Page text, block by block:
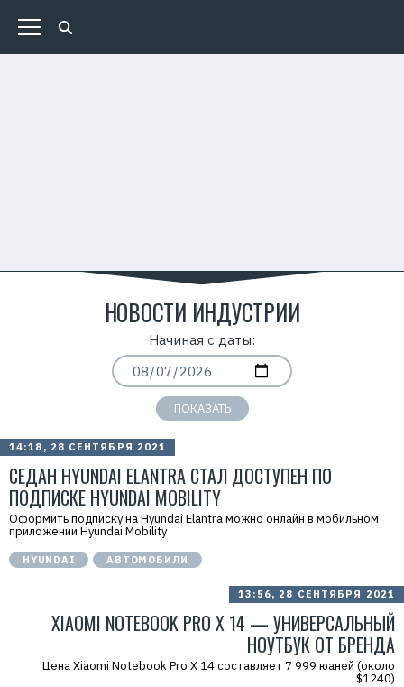
НОВОСТИ ИНДУСТРИИ
Начиная с даты:
ПОКАЗАТЬ
14:18, 28 СЕНТЯБРЯ 2021
СЕДАН HYUNDAI ELANTRA СТАЛ ДОСТУПЕН ПО
ПОДПИСКЕ HYUNDAI MOBILITY
Оформить подписку на Hyundai Elantra можно онлайн в мобильном
приложении Hyundai Mobility
HYUNDAI АВТОМОБИЛИ
13:56, 28 СЕНТЯБРЯ 2021
XIAOMI NOTEBOOK PRO X 14 — УНИВЕРСАЛЬНЫЙ
НОУТБУК ОТ БРЕНДА
Цена Xiaomi Notebook Pro X 14 составляет 7 999 юаней (около
$1240)